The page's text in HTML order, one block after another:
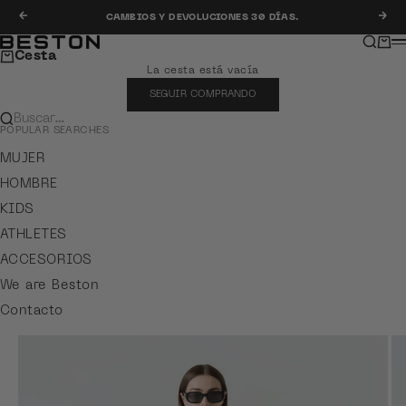
Anterior
CAMBIOS Y DEVOLUCIONES 30 DÍAS.
Beston Buscar
Cesta
La cesta está vacía
SEGUIR COMPRANDO
Buscar…
POPULAR SEARCHES
MUJER
HOMBRE
KIDS
ATHLETES
ACCESORIOS
We are Beston
Contacto